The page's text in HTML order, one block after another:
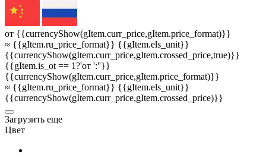
от {{currencyShow(gItem.curr_price,gItem.price_format)}}
≈ {{gItem.ru_price_format}} {{gItem.els_unit}}
{{currencyShow(gItem.curr_price,gItem.crossed_price,true)}}
{{gItem.is_ot == 1?'от ':''}}
{{currencyShow(gItem.curr_price,gItem.price_format)}}
≈ {{gItem.ru_price_format}} {{gItem.els_unit}}
{{currencyShow(gItem.curr_price,gItem.crossed_price)}}
3агрузить еще
Цвет